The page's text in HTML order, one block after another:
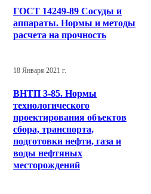
ГОСТ 14249-89 Сосуды и
аппараты. Нормы и методы
расчета на прочность
18 Января 2021 г.
ВНТП 3-85. Нормы
технологического
проектирования объектов
сбора, транспорта,
подготовки нефти, газа и
воды нефтяных
месторождений